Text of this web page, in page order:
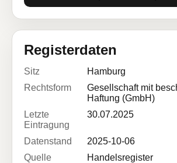
Registerdaten
Sitz
Hamburg
Rechtsform
Gesellschaft mit
Haftung (GmbH)
Letzte
Eintragung
30.07.2025
Datenstand
2025-10-06
Quelle
Handelsregister